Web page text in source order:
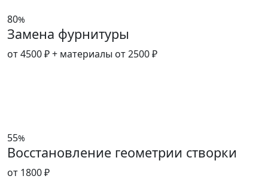
80%
Замена фурнитуры
от 4500 ₽+ материалы от 2500 ₽
55%
Восстановление геометрии створки
от 1800 ₽